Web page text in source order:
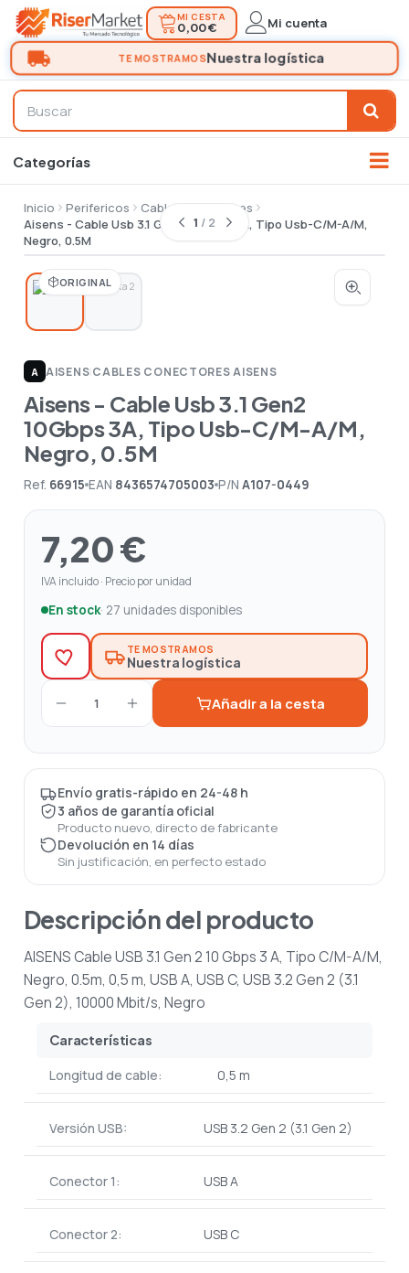
MI CESTA
0,00 € Mi cuenta
Inicio Perifericos
Cables conectores
Aisens - Cable Usb 3.1 Gen2 10Gbps 3A, Tipo Usb-C/M-A/M,
Negro, 0.5M
ORIGINAL
1 / 2
A AISENS|CABLES CONECTORES AISENS
Aisens - Cable Usb 3.1 Gen2
10Gbps 3A, Tipo Usb-C/M-A/M,
Negro, 0.5M
Ref. 66915 EAN 8436574705003 P/N A107-0449
7,20 €
IVA incluido · Precio por unidad
En stock· 27 unidades disponibles
TE MOSTRAMOS
Nuestra logística
1 Añadir a la cesta
Envío gratis-rápido en 24-48 h
3 años de garantía oficial
Producto nuevo, directo de fabricante
Devolución en 14 días
Sin justificación, en perfecto estado
Descripción del producto
AISENS Cable USB 3.1 Gen 2 10 Gbps 3 A, Tipo C/M-A/M,
Negro, 0.5m, 0,5 m, USB A, USB C, USB 3.2 Gen 2 (3.1
Gen 2), 10000 Mbit/s, Negro
Características
Longitud de cable: 0,5 m
Versión USB: USB 3.2 Gen 2 (3.1 Gen 2)
Conector 1: USB A
Conector 2: USB C